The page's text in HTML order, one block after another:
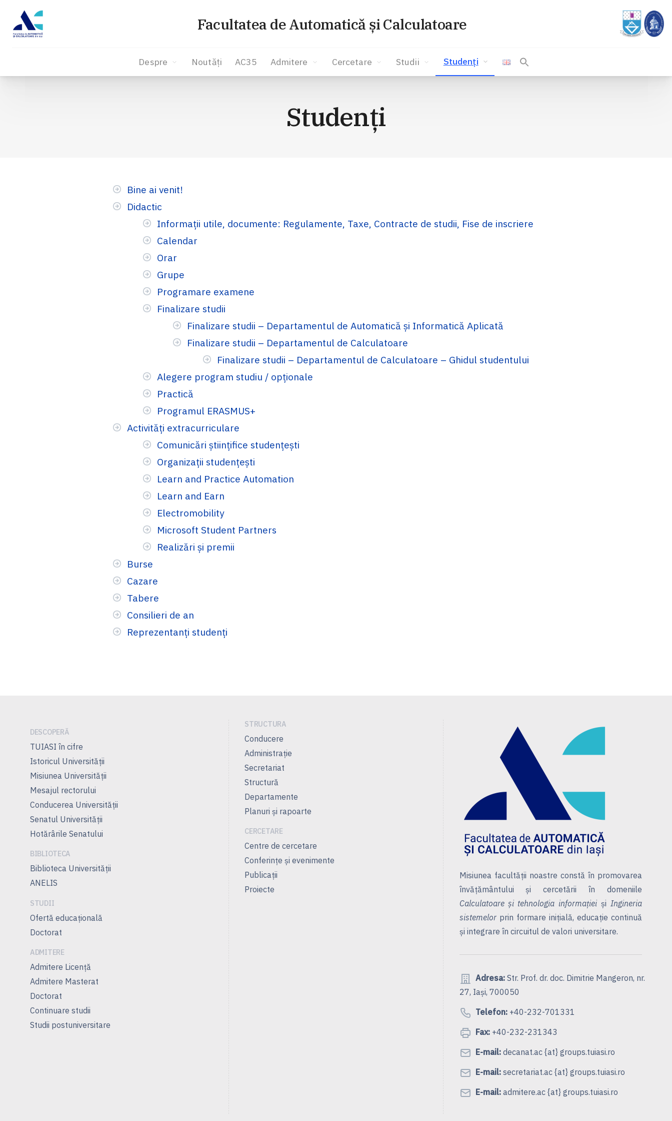
Facultatea de Automatică și Calculatoare
Despre Noutăți AC35 Admitere Cercetare Studii Studenți
Studenți
Bine ai venit!
Didactic
Informații utile, documente: Regulamente, Taxe, Contracte de studii, Fise de inscriere
Calendar
Orar
Grupe
Programare examene
Finalizare studii
Finalizare studii – Departamentul de Automatică și Informatică Aplicată
Finalizare studii – Departamentul de Calculatoare
Finalizare studii – Departamentul de Calculatoare – Ghidul studentului
Alegere program studiu / opționale
Practică
Programul ERASMUS+
Activități extracurriculare
Comunicări științifice studențești
Organizații studențești
Learn and Practice Automation
Learn and Earn
Electromobility
Microsoft Student Partners
Realizări și premii
Burse
Cazare
Tabere
Consilieri de an
Reprezentanți studenți
DESCOPERĂ
TUIASI în cifre
Istoricul Universităţii
Misiunea Universităţii
Mesajul rectorului
Conducerea Universităţii
Senatul Universității
Hotărârile Senatului
BIBLIOTECA
Biblioteca Universității
ANELIS
STUDII
Ofertă educațională
Doctorat
ADMITERE
Admitere Licență
Admitere Masterat
Doctorat
Continuare studii
Studii postuniversitare
STRUCTURA
Conducere
Administrație
Secretariat
Structură
Departamente
Planuri și rapoarte
CERCETARE
Centre de cercetare
Conferințe și evenimente
Publicații
Proiecte
Misiunea facultății noastre constă în promovarea
învățământului și cercetării în domeniile
Calculatoare și tehnologia informațieiși Ingineria
sistemelorprin formare inițială, educație continuă
și integrare în circuitul de valori universitare.
Adresa:Str. Prof. dr. doc. Dimitrie Mangeron, nr.
27, Iași, 700050
Telefon:+40-232-701331
Fax:+40-232-231343
E-mail:decanat.ac {at} groups.tuiasi.ro
E-mail:secretariat.ac {at} groups.tuiasi.ro
E-mail:admitere.ac {at} groups.tuiasi.ro